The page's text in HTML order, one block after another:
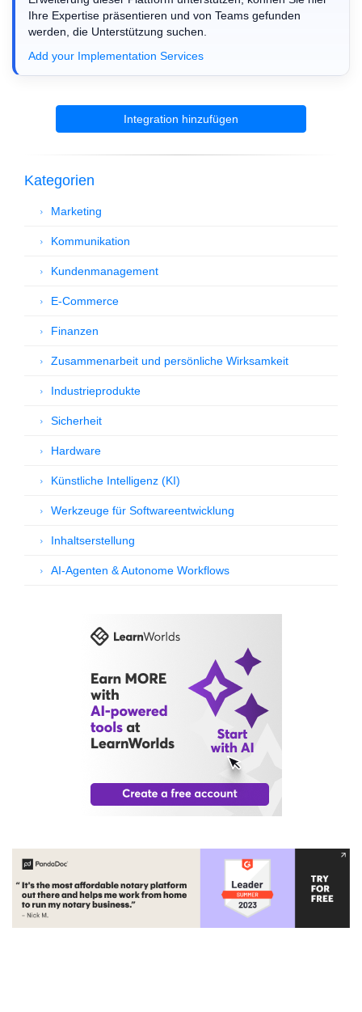
Ihre Expertise präsentieren und von Teams gefunden
werden, die Unterstützung suchen.
Add your Implementation Services
Integration hinzufügen
Kategorien
Marketing
Kommunikation
Kundenmanagement
E-Commerce
Finanzen
Zusammenarbeit und persönliche Wirksamkeit
Industrieprodukte
Sicherheit
Hardware
Künstliche Intelligenz (KI)
Werkzeuge für Softwareentwicklung
Inhaltserstellung
AI-Agenten & Autonome Workflows